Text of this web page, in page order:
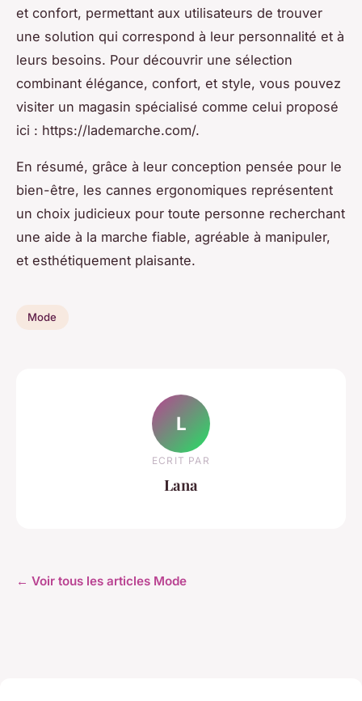
et confort, permettant aux utilisateurs de trouver
une solution qui correspond à leur personnalité et à
leurs besoins. Pour découvrir une sélection
combinant élégance, confort, et style, vous pouvez
visiter un magasin spécialisé comme celui proposé
ici : https://lademarche.com/.
En résumé, grâce à leur conception pensée pour le
bien-être, les cannes ergonomiques représentent
un choix judicieux pour toute personne recherchant
une aide à la marche fiable, agréable à manipuler,
et esthétiquement plaisante.
Mode
L
ECRIT PAR
Lana
← Voir tous les articles Mode